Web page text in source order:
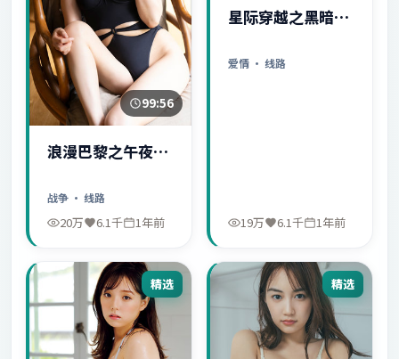
99:56
浪漫巴黎之午夜惊
战争 · 线路
20万 6.1千 1年前
星际穿越之黑暗秘
爱情 · 线路
19万 6.1千 1年前
精选 精选